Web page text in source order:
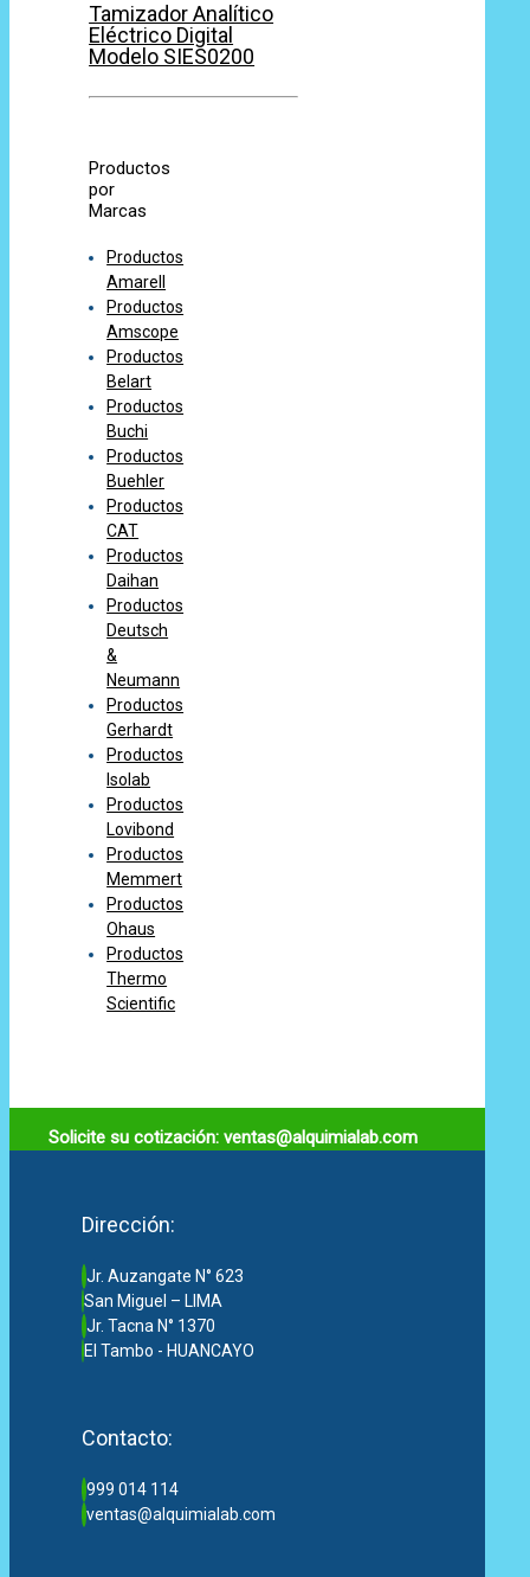
Tamizador Analítico
Eléctrico Digital
Modelo SIES0200
Productos
por
Marcas
Productos
Amarell
Productos
Amscope
Productos
Belart
Productos
Buchi
Productos
Buehler
Productos
CAT
Productos
Daihan
Productos
Deutsch
&
Neumann
Productos
Gerhardt
Productos
Isolab
Productos
Lovibond
Productos
Memmert
Productos
Ohaus
Productos
Thermo
Scientific
Solicite su cotización: ventas@alquimialab.com
Dirección:
Jr. Auzangate N° 623
San Miguel – LIMA
Jr. Tacna N° 1370
El Tambo - HUANCAYO
Contacto:
999 014 114
ventas@alquimialab.com